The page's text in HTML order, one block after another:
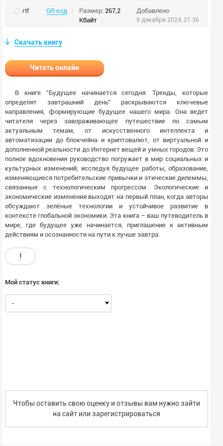
rtf QR код Размер: 267,2
Кбайт
Добавлено
9 декабря 2024, 21:36
Скачать книгу
Читать онлайн
В книге "Будущее начинается сегодня: Тренды, которые
определят завтрашний день" раскрываются ключевые
направления, формирующие будущее нашего мира. Она ведет
читателя через завораживающее путешествие по самым
актуальным темам, от искусственного интеллекта и
автоматизации до блокчейна и криптовалют, от виртуальной и
дополненной реальности до Интернет вещей и умных городов. Это
полное вдохновения руководство погружает в мир социальных и
культурных изменений, исследуя будущее работы, образование,
изменяющиеся потребительские привычки и этические дилеммы,
связанные с технологическим прогрессом. Экологические и
экономические изменения выходят на первый план, когда авторы
обсуждают зелёные технологии и устойчивое развитие в
контексте глобальной экономики. Эта книга – ваш путеводитель в
мире, где будущее уже начинается, приглашение к активным
действиям и осознанности на пути к лучше завтра.
!
Мой статус книги:
-
Чтобы оставить свою оценку и отзывы вам нужно зайти
на сайт или зарегистрироваться